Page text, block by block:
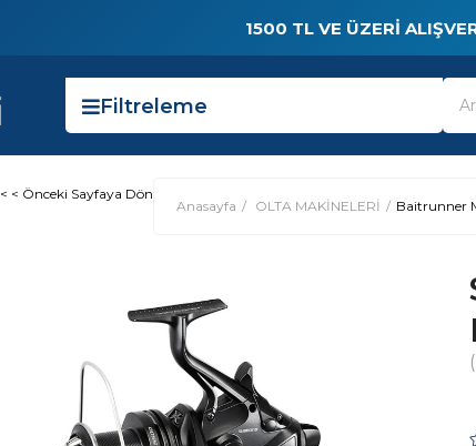
1500 TL VE ÜZERI
Filtreleme
Anasayfa OLTA MAKİNELERİ Baitrunner
< < Önceki Sayfaya Dön